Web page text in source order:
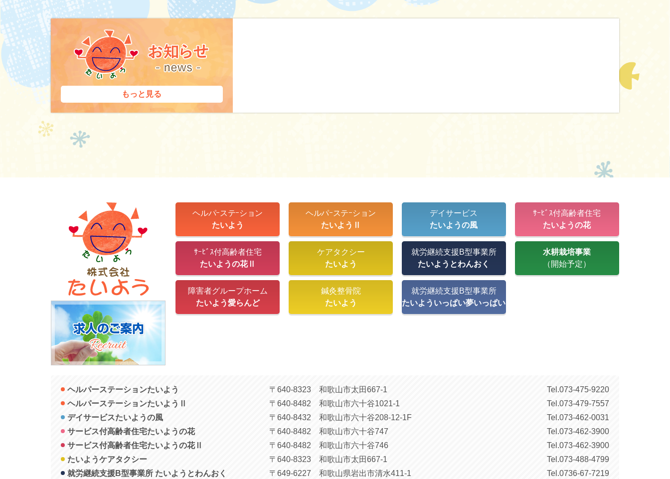
もっと見る
ヘルパｰステｰション
たいよう
ヘルパｰステｰション
たいようⅡ
デイサービス
たいようの風
ｻｰﾋﾞｽ付高齢者住宅
たいようの花
ｻｰﾋﾞｽ付高齢者住宅
たいようの花Ⅱ
ケアタクシー
たいよう
就労継続支援B型事業所
たいようとわんおく
水耕栽培事業
（開始予定）
障害者グループホーム
たいよう愛らんど
鍼灸整骨院
たいよう
就労継続支援B型事業所
たいよういっぱい夢いっぱい
ヘルパーステーションたいよう 〒640-8323 和歌山市太田667-1 Tel.073-475-9220
ヘルパーステーションたいようⅡ
〒640-8482 和歌山市六十谷1021-1 Tel.073-479-7557
デイサービスたいようの風
〒640-8432 和歌山市六十谷208-12-1F Tel.073-462-0031
サービス付高齢者住宅たいようの花
〒640-8482 和歌山市六十谷747 Tel.073-462-3900
サービス付高齢者住宅たいようの花Ⅱ
〒640-8482 和歌山市六十谷746 Tel.073-462-3900
たいようケアタクシー
〒640-8323 和歌山市太田667-1 Tel.073-488-4799
就労継続支援B型事業所 たいようとわんおく
〒649-6227 和歌山県岩出市清水411-1 Tel.0736-67-7219